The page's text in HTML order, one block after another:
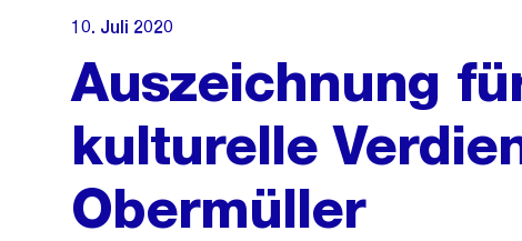
10. Juli 2020
Auszeichnung
kulturelle
Obermüller